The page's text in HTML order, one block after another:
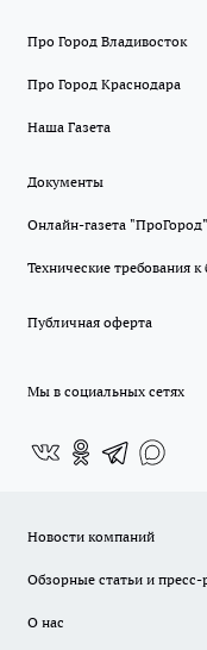
Про Город Владивосток
Про Город Краснодара
Наша Газета
Документы
Онлайн-газета "ПроГород"
Технические требования
Публичная оферта
Мы в социальных сетях
Новости компаний
Обзорные статьи и
О нас